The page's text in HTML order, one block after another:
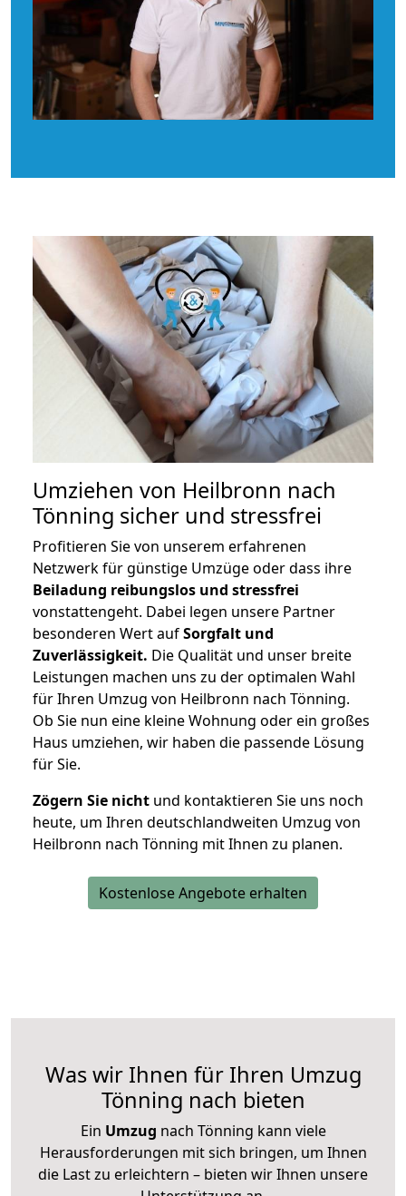
Umziehen von Heilbronn nach
Tönning sicher und stressfrei
Profitieren Sie von unserem erfahrenen
Netzwerk für günstige Umzüge oder dass ihre
Beiladung reibungslos und stressfrei
vonstattengeht. Dabei legen unsere Partner
besonderen Wert aufSorgfalt und
Zuverlässigkeit. Die Qualität und unser breite
Leistungen machen uns zu der optimalen Wahl
für Ihren Umzug von Heilbronn nach Tönning.
Ob Sie nun eine kleine Wohnung oder ein großes
Haus umziehen, wir haben die passende Lösung
für Sie.
Zögern Sie nicht und kontaktieren Sie uns noch
heute, um Ihren deutschlandweiten Umzug von
Heilbronn nach Tönning mit Ihnen zu planen.
Kostenlose Angebote erhalten
Was wir Ihnen für Ihren Umzug
Tönning nach bieten
Ein Umzug nach Tönning kann viele
Herausforderungen mit sich bringen, um Ihnen
die Last zu erleichtern – bieten wir Ihnen unsere